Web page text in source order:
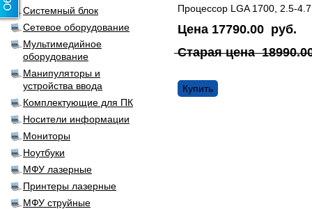
Системный блок
Сетевое оборудование
Мультимедийное
оборудование
Манипуляторы и
устройства ввода
Комплектующие для ПК
Носители информации
Мониторы
Ноутбуки
МФУ лазерные
Принтеры лазерные
МФУ струйные
Процессор LGA 1700, 2.5-
Цена 17790.00 руб.
Старая цена
Купить